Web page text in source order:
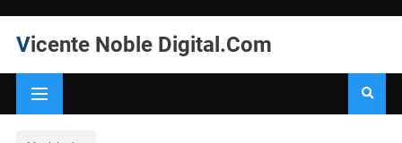
Vicente Noble Digital.Com